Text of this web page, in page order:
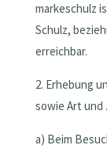
markeschulz
Schulz,
erreichbar.
2. Erhebung
sowie Art und
a) Beim